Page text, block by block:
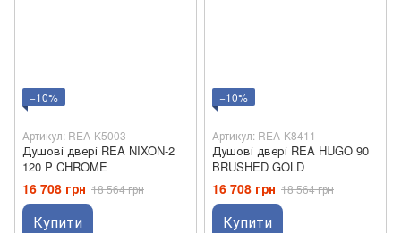
−10%
Артикул: REA-K5003
Душові двері REA NIXON-2
120 P CHROME
16 708 грн 18 564 грн
Купити
−10%
Артикул: REA-K8411
Душові двері REA HUGO 90
BRUSHED GOLD
16 708 грн 18 564 грн
Купити